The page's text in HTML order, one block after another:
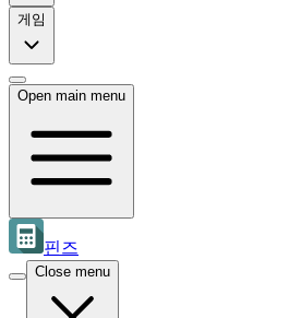
게임
Open main menu
핀즈
Close menu